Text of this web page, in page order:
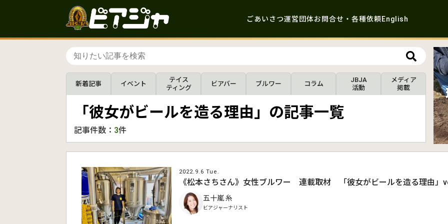
ごあいさつ運営団体お問合せ・各種依頼English
新着記事 イベント
テイス
ティング
ビアバー ブルワー コラム
JBJA
活動
メディア
掲載
「彼女がビールを造る理由」の記事一覧
記事件数： 3件
2022.9.6 Tue.
《松本さちさん》女性ブルワー 連載取材 「彼女がビールを造る理由」
五十嵐 糸
ビアジャーナリスト